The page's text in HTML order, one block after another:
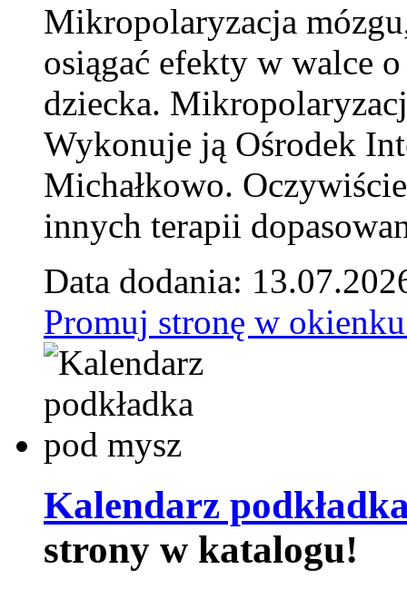
Mikropolaryzacja
osiągać efekty w walce
dziecka.
Wykonuje ją Ośrodek
Michałkowo.
innych terapii
Data dodania:
Promuj stronę w
Kalendarz
strony w katalogu!